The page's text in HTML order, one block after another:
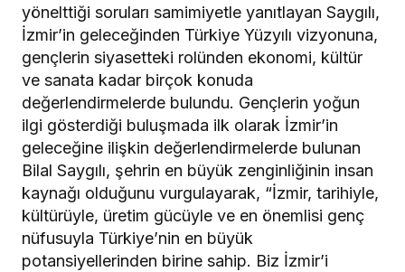
yönelttiği soruları samimiyetle yanıtlayan Saygılı,
İzmir’in geleceğinden Türkiye Yüzyılı vizyonuna,
gençlerin siyasetteki rolünden ekonomi, kültür
ve sanata kadar birçok konuda
değerlendirmelerde bulundu. Gençlerin yoğun
ilgi gösterdiği buluşmada ilk olarak İzmir’in
geleceğine ilişkin değerlendirmelerde bulunan
Bilal Saygılı, şehrin en büyük zenginliğinin insan
kaynağı olduğunu vurgulayarak, “İzmir, tarihiyle,
kültürüyle, üretim gücüyle ve en önemlisi genç
nüfusuyla Türkiye’nin en büyük
potansiyellerinden birine sahip. Biz İzmir’i